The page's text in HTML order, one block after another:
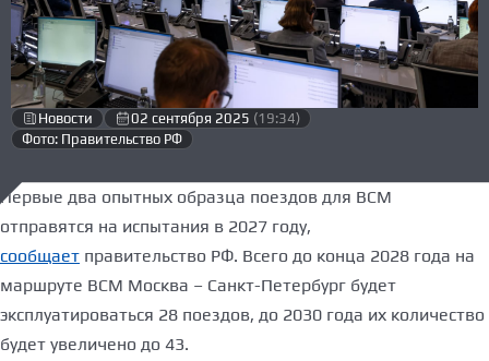
Новости 02 сентября 2025 (19:34)
Фото: Правительство РФ
Первые два опытных образца поездов для ВСМ
отправятся на испытания в 2027 году,
сообщает правительство РФ. Всего до конца 2028 года на
маршруте ВСМ Москва – Санкт-Петербург будет
эксплуатироваться 28 поездов, до 2030 года их количество
будет увеличено до 43.